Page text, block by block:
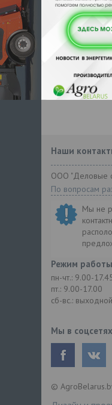
Отзывы
Чтобы
выставить
Наши
ООО "Деловые
По вопросам
Мы не
Режим
пн-чт.: 9.00-
пт.: 9.00-17.00
сб-вс.: выходной
Мы в
©